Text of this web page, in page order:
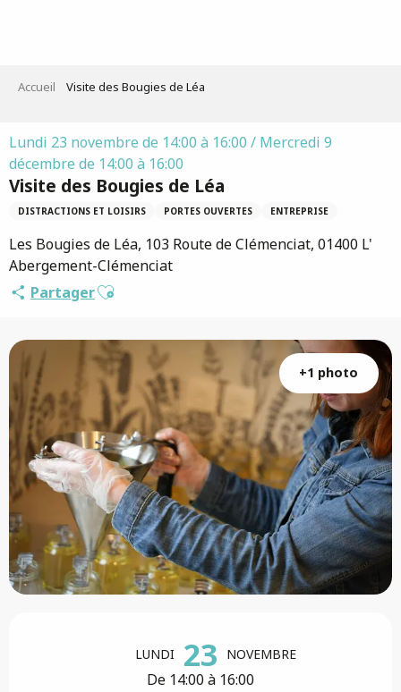
Accueil Visite des Bougies de Léa
Lundi 23 novembre de 14:00 à 16:00 / Mercredi 9
décembre de 14:00 à 16:00
Visite des Bougies de Léa
DISTRACTIONS ET LOISIRS PORTES OUVERTES ENTREPRISE
Les Bougies de Léa, 103 Route de Clémenciat, 01400 L'
Abergement-Clémenciat
PartagerAjouter aux favoris
+1 photo
LUNDI 23 NOVEMBRE
De 14:00 à 16:00